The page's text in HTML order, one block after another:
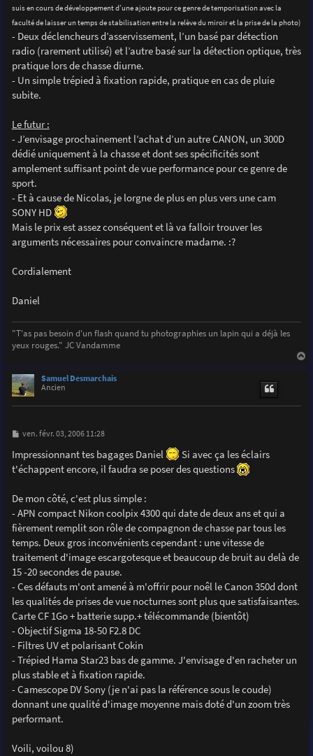
suis en cours de développement d’une ajoute pour ce genre de temporisation avec la
faculté de laisser un temps de stabilisation entre la relève du miroir et la prise de la photo)
- Deux déclencheurs d’asservissement, l’un basé par détection
radio (rarement utilisé) et l’autre basé sur la détection optique, très
pratique lors de chasse diurne.
- Un simple trépied à fixation rapide, pratique en cas de pluie
subite.
Le futur :
- J’envisage prochainement l’achat d’un autre CANON, un 300D
dédié uniquement à la chasse et dont ses spécificités sont
amplement suffisant point de vue performance pour ce genre de
sport.
- Et à cause de Nicolas, je lorgne de plus en plus vers une cam
SONY HD
Mais le prix est assez conséquent et là va falloir trouver les
arguments nécessaires pour convaincre madame. :?
Cordialement
Daniel
"T'as pas besoin d'un flash quand tu photographies un lapin qui a déjà les
yeux rouges." JC Vandamme
Samuel Desmarchais
Ancien
M
s
s
a
ven. févr. 03, 2006 11:28
Impressionnant tes bagages Daniel
Si avec ça les éclairs
t'échappent encore, il faudra se poser des questions
De mon côté, c'est plus simple :
- APN compact Nikon coolpix 4300 qui date de deux ans et qui a
fièrement remplit son rôle de compagnon de chasse par tous les
temps. Deux gros inconvénients cependant : une vitesse de
traitement d'image escargotesque et beaucoup de bruit au delà de
15 -20 secondes de pause.
- Ces défauts m'ont amené à m'offrir pour noêl le Canon 350d dont
les qualités de prises de vue nocturnes sont plus que satisfaisantes.
Carte CF 1Go + batterie supp.+ télécommande (bientôt)
- Objectif Sigma 18-50 F2.8 DC
- Filtres UV et polarisant Cokin
- Trépied Hama Star23 bas de gamme. J'envisage d'en racheter un
plus stable et à fixation rapide.
- Camescope DV Sony (je n'ai pas la référence sous le coude)
donnant une qualité d'image moyenne mais doté d'un zoom très
performant.
Voili, voilou 8)